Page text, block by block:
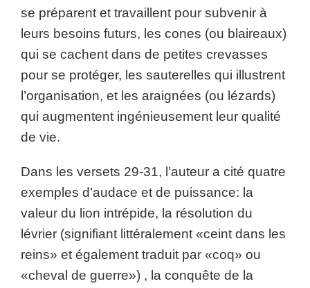
se préparent et travaillent pour subvenir à
leurs besoins futurs, les cones (ou blaireaux)
qui se cachent dans de petites crevasses
pour se protéger, les sauterelles qui illustrent
l’organisation, et les araignées (ou lézards)
qui augmentent ingénieusement leur qualité
de vie.
Dans les versets 29-31, l’auteur a cité quatre
exemples d’audace et de puissance: la
valeur du lion intrépide, la résolution du
lévrier (signifiant littéralement «ceint dans les
reins» et également traduit par «coq» ou
«cheval de guerre») , la conquête de la